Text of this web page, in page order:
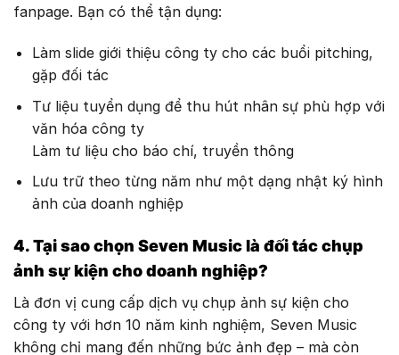
fanpage. Bạn có thể tận dụng:
Làm slide giới thiệu công ty cho các buổi pitching,
gặp đối tác
Tư liệu tuyển dụng để thu hút nhân sự phù hợp với
văn hóa công ty
Làm tư liệu cho báo chí, truyền thông
Lưu trữ theo từng năm như một dạng nhật ký hình
ảnh của doanh nghiệp
4. Tại sao chọn Seven Music là đối tác chụp
ảnh sự kiện cho doanh nghiệp?
Là đơn vị cung cấp dịch vụ chụp ảnh sự kiện cho
công ty với hơn 10 năm kinh nghiệm, Seven Music
không chỉ mang đến những bức ảnh đẹp – mà còn